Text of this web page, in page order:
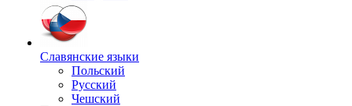
Славянские языки
Польский
Русский
Чешский